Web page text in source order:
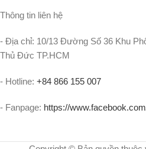
Thông tin liên hệ
- Địa chỉ: 10/13 Đường Số 36 Khu
Thủ Đức TP.HCM
- Hotline: +84 866 155 007
- Fanpage: https://